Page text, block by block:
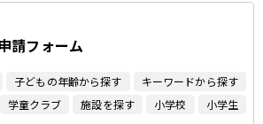
請フォーム
子どもの年齢から探す
キーワードから探す
学童クラブ
施設を探す 小学校 小学生